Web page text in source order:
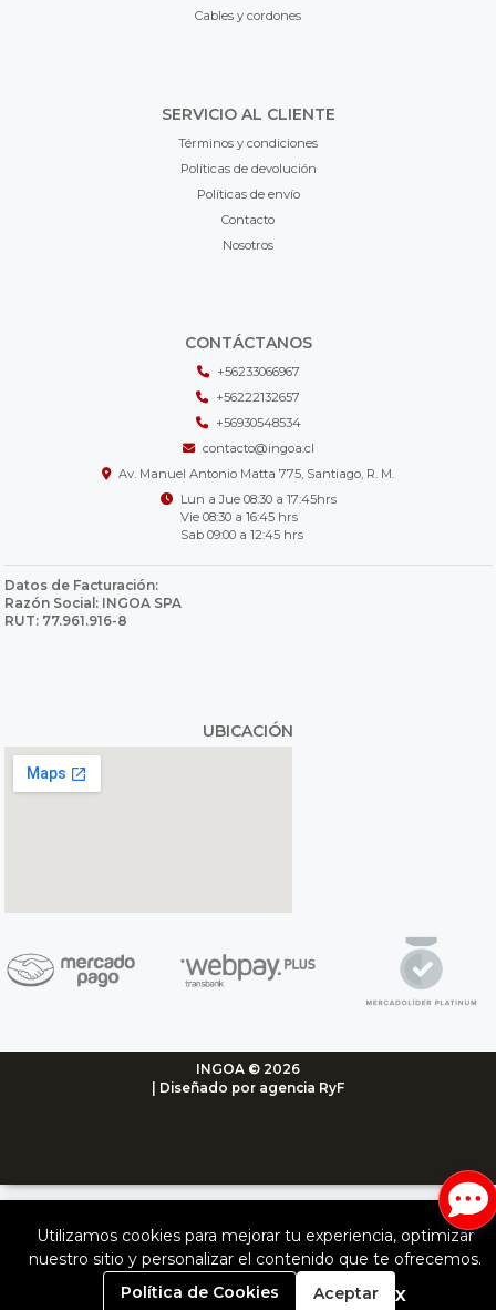
Cables y cordones
SERVICIO AL CLIENTE
Términos y condiciones
Políticas de devolución
Políticas de envío
Contacto
Nosotros
CONTÁCTANOS
+56233066967
+56222132657
+56930548534
contacto@ingoa.cl
Av. Manuel Antonio Matta 775, Santiago, R. M.
Lun a Jue 08:30 a 17:45hrs
Vie 08:30 a 16:45 hrs
Sab 09:00 a 12:45 hrs
Datos de Facturación:
Razón Social: INGOA SPA
RUT: 77.961.916-8
UBICACIÓN
INGOA © 2026
| Diseñado por agencia RyF
0
Utilizamos cookies para mejorar tu experiencia, optimizar
nuestro sitio y personalizar el contenido que te ofrecemos.
Política de Cookies
Aceptar x